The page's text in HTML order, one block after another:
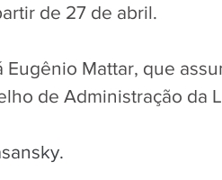
de 27 de abril.
Mattar, que
de Administração da